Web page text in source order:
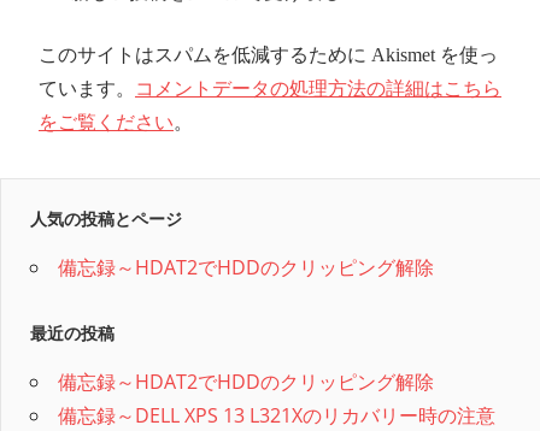
このサイトはスパムを低減するために Akismet を使っ
ています。
コメントデータの処理方法の詳細はこちら
をご覧ください。
人気の投稿とページ
備忘録～HDAT2でHDDのクリッピング解除
最近の投稿
備忘録～HDAT2でHDDのクリッピング解除
備忘録～DELL XPS 13 L321Xのリカバリー時の注意